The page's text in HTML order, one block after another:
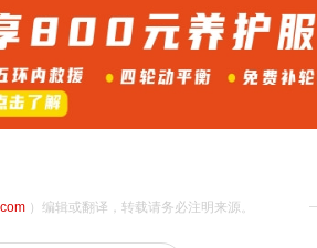
）编辑或翻译，转载请务必注明来源。